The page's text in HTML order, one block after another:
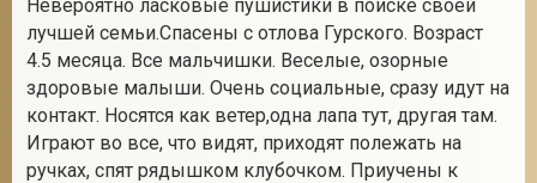
Невероятно ласковые пушистики в поиске своей
лучшей семьи.Спасены с отлова Гурского. Возраст
4.5 месяца. Все мальчишки. Веселые, озорные
здоровые малыши. Очень социальные, сразу идут на
контакт. Носятся как ветер,одна лапа тут, другая там.
Играют во все, что видят, приходят полежать на
ручках, спят рядышком клубочком. Приучены к